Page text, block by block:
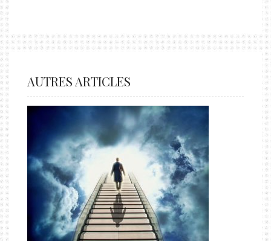
AUTRES ARTICLES